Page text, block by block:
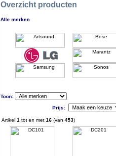
Overzicht producten
Alle merken
Toon:
Prijs:
Artikel 1 tot en met 16 (van 453)